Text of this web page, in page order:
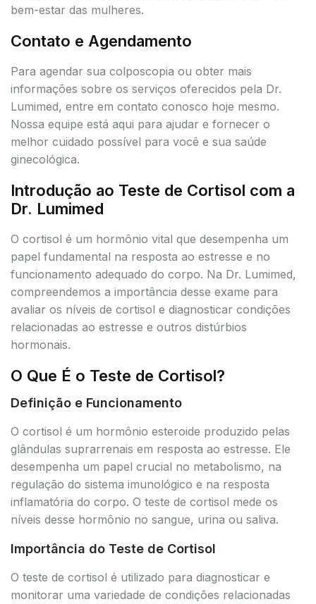
bem-estar das mulheres.
Contato e Agendamento
Para agendar sua colposcopia ou obter mais
informações sobre os serviços oferecidos pela Dr.
Lumimed, entre em contato conosco hoje mesmo.
Nossa equipe está aqui para ajudar e fornecer o
melhor cuidado possível para você e sua saúde
ginecológica.
Introdução ao Teste de Cortisol com a
Dr. Lumimed
O cortisol é um hormônio vital que desempenha um
papel fundamental na resposta ao estresse e no
funcionamento adequado do corpo. Na Dr. Lumimed,
compreendemos a importância desse exame para
avaliar os níveis de cortisol e diagnosticar condições
relacionadas ao estresse e outros distúrbios
hormonais.
O Que É o Teste de Cortisol?
Definição e Funcionamento
O cortisol é um hormônio esteroide produzido pelas
glândulas suprarrenais em resposta ao estresse. Ele
desempenha um papel crucial no metabolismo, na
regulação do sistema imunológico e na resposta
inflamatória do corpo. O teste de cortisol mede os
níveis desse hormônio no sangue, urina ou saliva.
Importância do Teste de Cortisol
O teste de cortisol é utilizado para diagnosticar e
monitorar uma variedade de condições relacionadas